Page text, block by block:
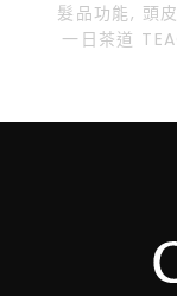
髮品功能, 頭
一日茶道